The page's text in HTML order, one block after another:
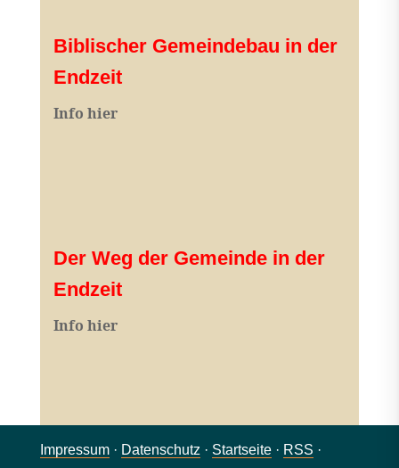
Biblischer Gemeindebau in der
Endzeit
Info hier
Der Weg der Gemeinde in der
Endzeit
Info hier
Impressum· Datenschutz · Startseite· RSS ·